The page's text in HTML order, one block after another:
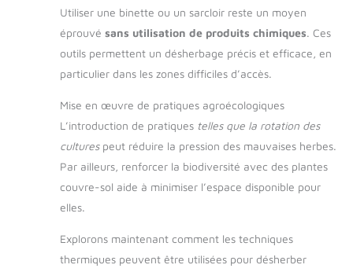
Utiliser une binette ou un sarcloir reste un moyen
éprouvé sans utilisation de produits chimiques. Ces
outils permettent un désherbage précis et efficace, en
particulier dans les zones difficiles d’accès.
Mise en œuvre de pratiques agroécologiques
L’introduction de pratiques telles que la rotation des
culturespeut réduire la pression des mauvaises herbes.
Par ailleurs, renforcer la biodiversité avec des plantes
couvre-sol aide à minimiser l’espace disponible pour
elles.
Explorons maintenant comment les techniques
thermiques peuvent être utilisées pour désherber